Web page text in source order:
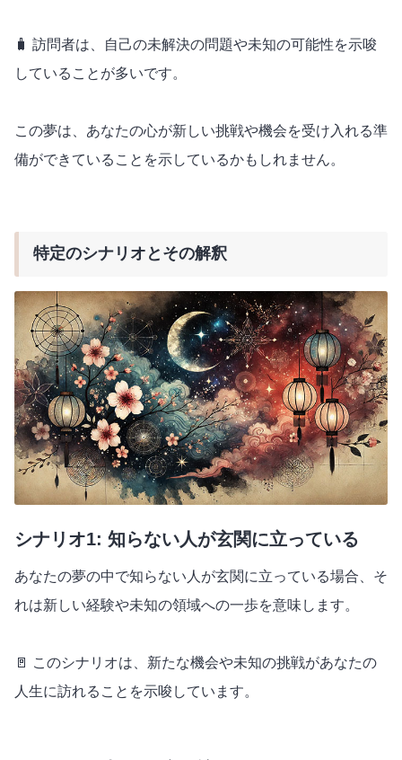
🧳 訪問者は、自己の未解決の問題や未知の可能性を示唆
していることが多いです。
この夢は、あなたの心が新しい挑戦や機会を受け入れる準
備ができていることを示しているかもしれません。
特定のシナリオとその解釈
シナリオ1: 知らない人が玄関に立っている
あなたの夢の中で知らない人が玄関に立っている場合、そ
れは新しい経験や未知の領域への一歩を意味します。
🚪 このシナリオは、新たな機会や未知の挑戦があなたの
人生に訪れることを示唆しています。